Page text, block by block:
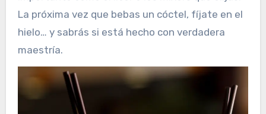
La próxima vez que bebas un cóctel, fíjate en el
hielo… y sabrás si está hecho con verdadera
maestría.